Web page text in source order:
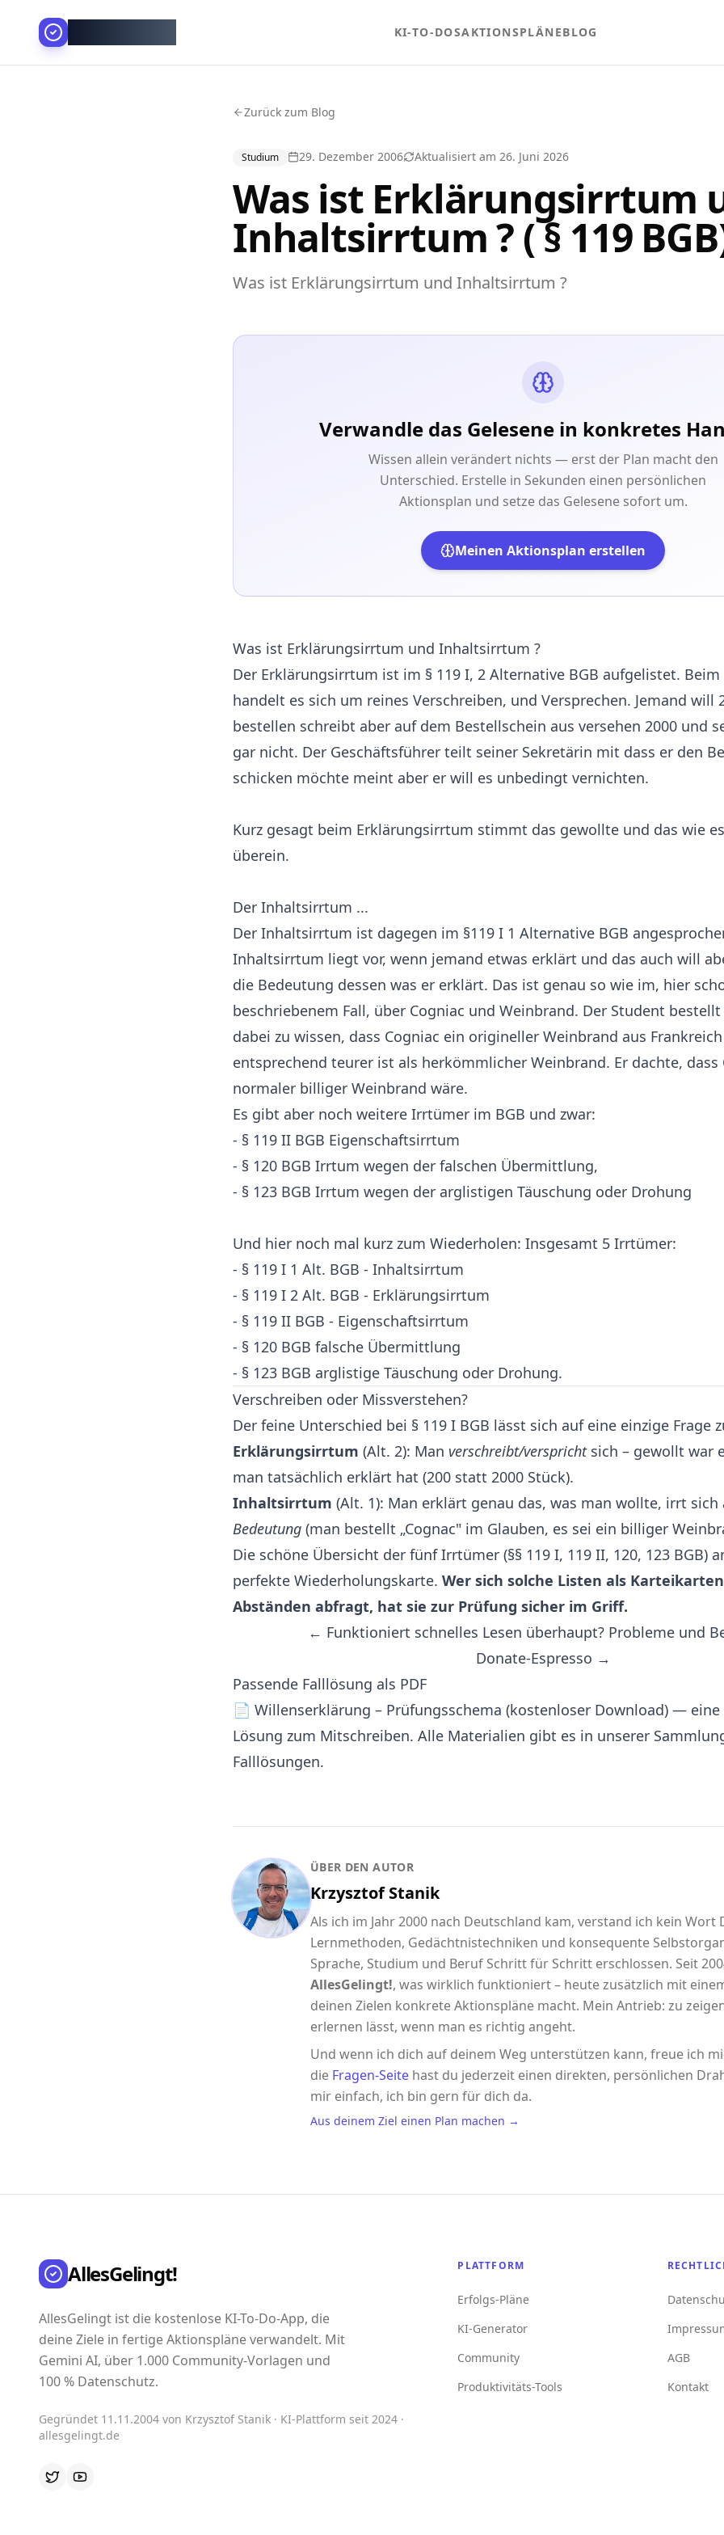
KI-TO-DOSAKTIONSPLÄNEBLOG
Zurück zum Blog
Studium 29. Dezember 2006 Aktualisiert am 26. Juni 2026
Was ist Erklärungsirrtum
Inhaltsirrtum ? ( § 119
Was ist Erklärungsirrtum und Inhaltsirrtum ?
Verwandle das Gelesene in konkretes
Wissen allein verändert nichts — erst der Plan macht den
Unterschied. Erstelle in Sekunden einen persönlichen
Aktionsplan und setze das Gelesene sofort um.
Meinen Aktionsplan erstellen
Was ist Erklärungsirrtum und Inhaltsirrtum ?
Der Erklärungsirrtum ist im § 119 I, 2 Alternative BGB aufgelistet.
handelt es sich um reines Verschreiben, und Versprechen. Jemand will
bestellen schreibt aber auf dem Bestellschein aus versehen 2000 und
gar nicht. Der Geschäftsführer teilt seiner Sekretärin mit dass er den
schicken möchte meint aber er will es unbedingt vernichten.
Kurz gesagt beim Erklärungsirrtum stimmt das gewollte und das wie
überein.
Der Inhaltsirrtum ...
Der Inhaltsirrtum ist dagegen im §119 I 1 Alternative BGB
Inhaltsirrtum liegt vor, wenn jemand etwas erklärt und das auch will
die Bedeutung dessen was er erklärt. Das ist genau so wie im, hier
beschriebenem Fall, über Cogniac und Weinbrand. Der Student
dabei zu wissen, dass Cogniac ein origineller Weinbrand aus
entsprechend teurer ist als herkömmlicher Weinbrand. Er dachte, dass
normaler billiger Weinbrand wäre.
Es gibt aber noch weitere Irrtümer im BGB und zwar:
- § 119 II BGB Eigenschaftsirrtum
- § 120 BGB Irrtum wegen der falschen Übermittlung,
- § 123 BGB Irrtum wegen der arglistigen Täuschung oder Drohung
Und hier noch mal kurz zum Wiederholen: Insgesamt 5 Irrtümer:
- § 119 I 1 Alt. BGB - Inhaltsirrtum
- § 119 I 2 Alt. BGB - Erklärungsirrtum
- § 119 II BGB - Eigenschaftsirrtum
- § 120 BGB falsche Übermittlung
- § 123 BGB arglistige Täuschung oder Drohung.
Verschreiben oder Missverstehen?
Der feine Unterschied bei § 119 I BGB lässt sich auf eine einzige Frage
Erklärungsirrtum (Alt. 2): Man verschreibt/versprichtsich – gewollt war
man tatsächlich erklärt hat (200 statt 2000 Stück).
Inhaltsirrtum (Alt. 1): Man erklärt genau das, was man wollte, irrt sich
Bedeutung (man bestellt „Cognac" im Glauben, es sei ein billiger
Die schöne Übersicht der fünf Irrtümer (§§ 119 I, 119 II, 120, 123 BGB)
perfekte Wiederholungskarte. Wer sich solche Listen als
Abständen abfragt, hat sie zur Prüfung sicher im Griff.
← Funktioniert schnelles Lesen überhaupt? Probleme und
Donate-Espresso →
Passende Falllösung als PDF
📄 Willenserklärung – Prüfungsschema (kostenloser Download) — eine
Lösung zum Mitschreiben. Alle Materialien gibt es in unserer
Falllösungen.
ÜBER DEN AUTOR
Krzysztof Stanik
Als ich im Jahr 2000 nach Deutschland kam, verstand ich kein Wort
Lernmethoden, Gedächtnistechniken und konsequente
Sprache, Studium und Beruf Schritt für Schritt erschlossen. Seit
AllesGelingt!, was wirklich funktioniert – heute zusätzlich mit
deinen Zielen konkrete Aktionspläne macht. Mein Antrieb: zu
erlernen lässt, wenn man es richtig angeht.
Und wenn ich dich auf deinem Weg unterstützen kann, freue ich
die Fragen-Seite hast du jederzeit einen direkten, persönlichen
mir einfach, ich bin gern für dich da.
Aus deinem Ziel einen Plan machen →
AllesGelingt!
AllesGelingt ist die kostenlose KI-To-Do-App, die
deine Ziele in fertige Aktionspläne verwandelt. Mit
Gemini AI, über 1.000 Community-Vorlagen und
100 % Datenschutz.
Gegründet 11.11.2004 von Krzysztof Stanik · KI-Plattform seit 2024 ·
allesgelingt.de
PLATTFORM
Erfolgs-Pläne
KI-Generator
Community
Produktivitäts-Tools
AGB
Kontakt